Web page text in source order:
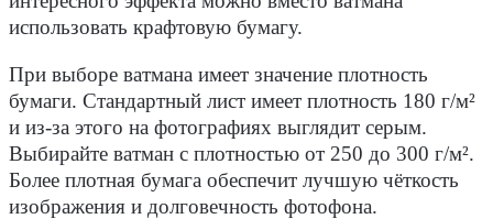
использовать крафтовую бумагу.
При выборе ватмана имеет значение плотность
бумаги. Стандартный лист имеет плотность 180 г/м²
и из-за этого на фотографиях выглядит серым.
Выбирайте ватман с плотностью от 250 до 300 г/м².
Более плотная бумага обеспечит лучшую чёткость
изображения и долговечность фотофона.